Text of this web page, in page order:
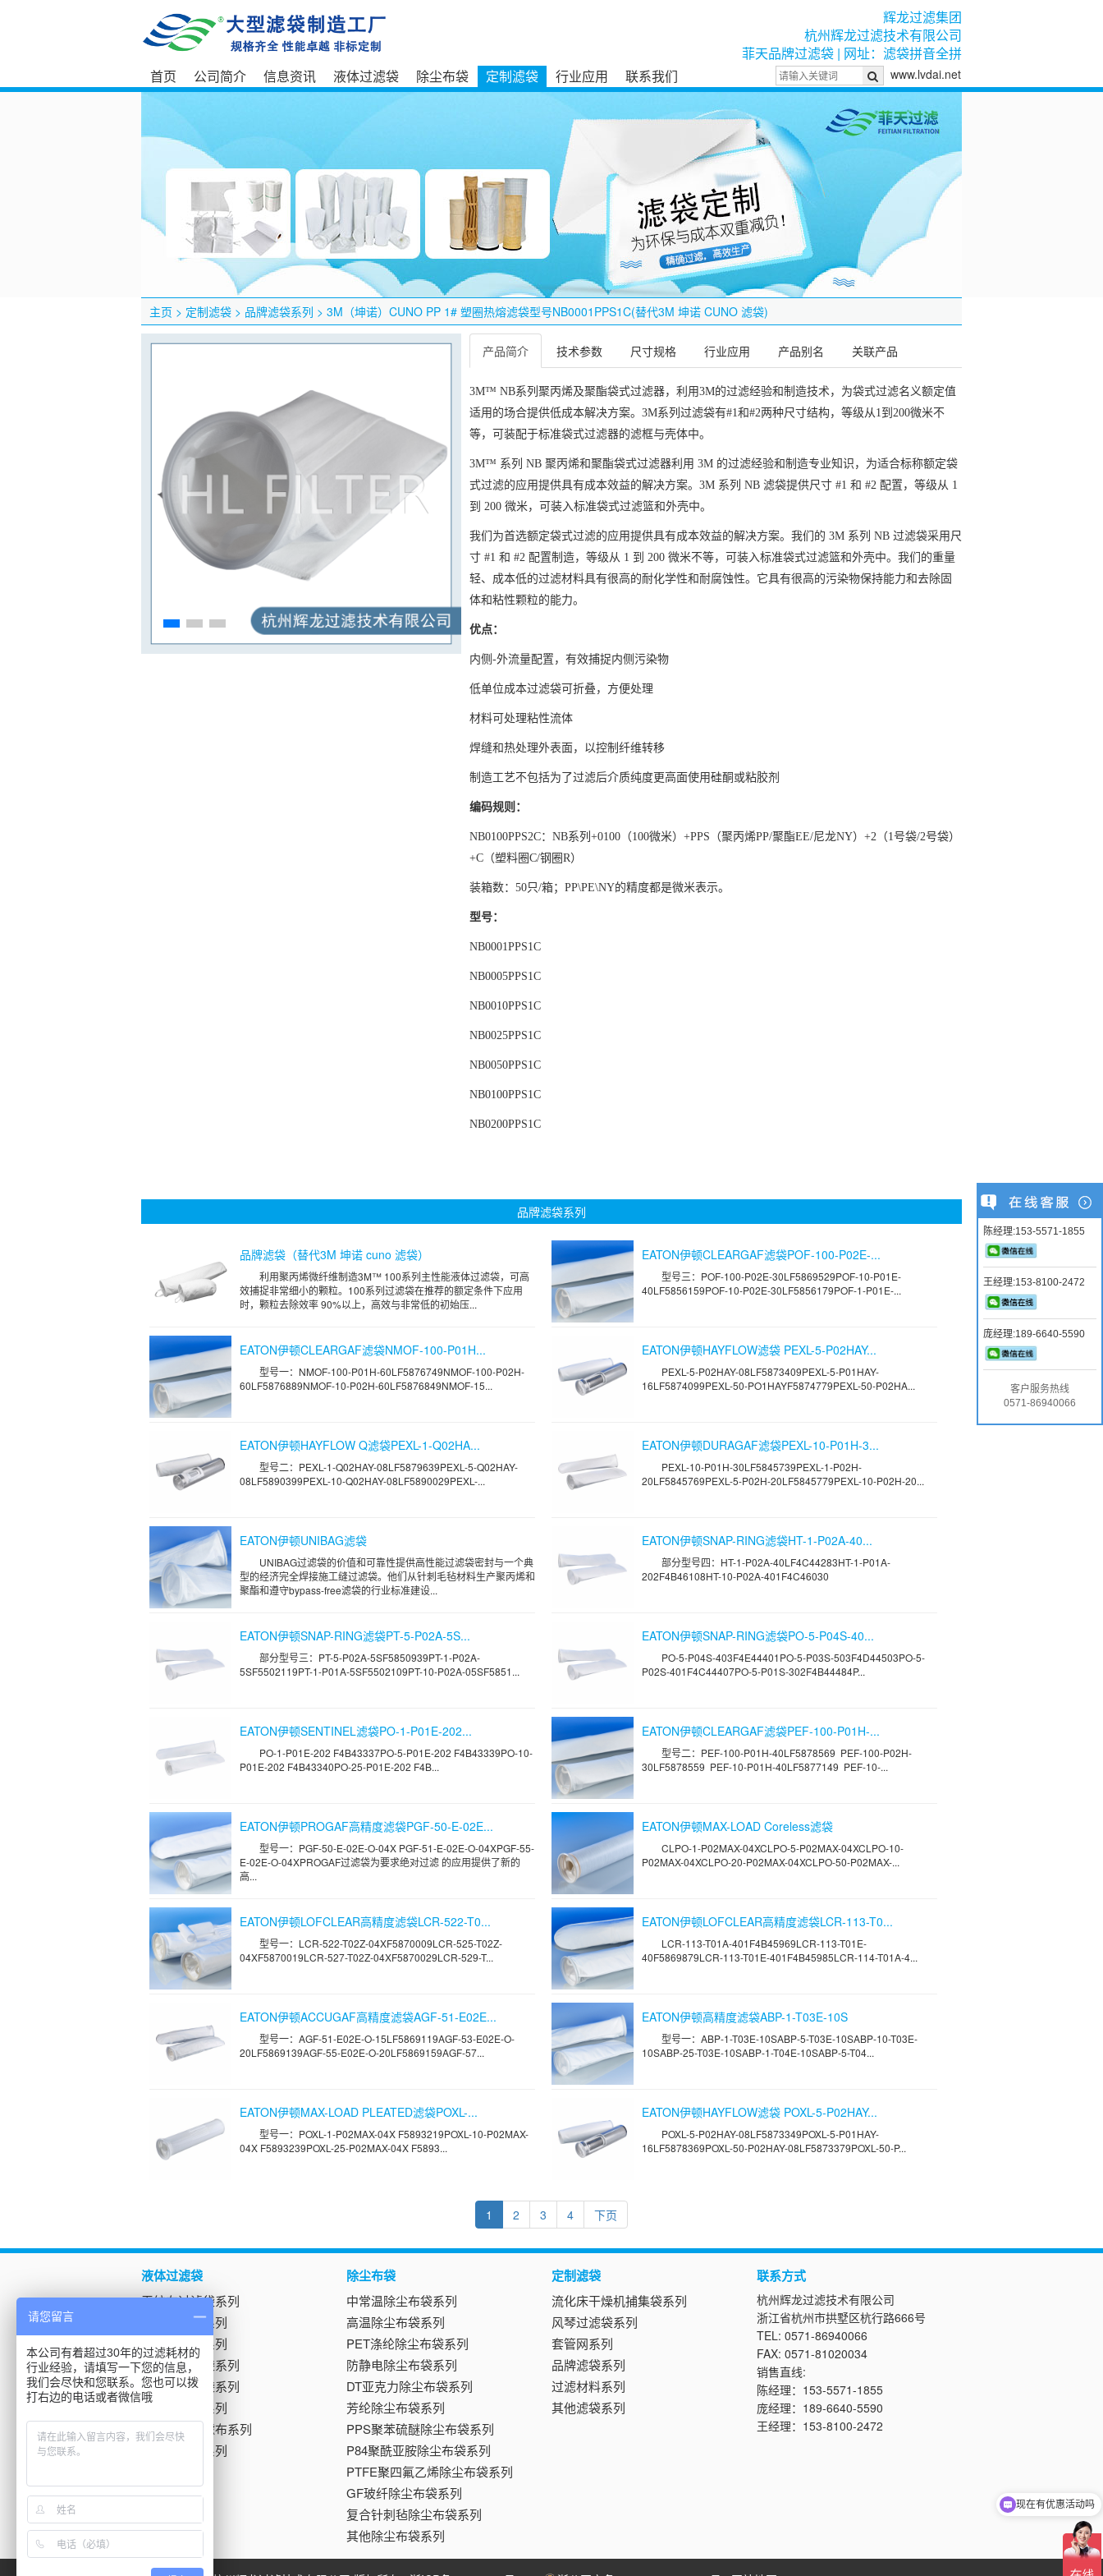
辉龙过滤集团
杭州辉龙过滤技术有限公司
菲天品牌过滤袋 | 网址：滤袋拼音全拼
首页
公司简介 信息资讯 液体过滤袋 除尘布袋 定制滤袋 行业应用 联系我们 www.lvdai.net
主页 > 定制滤袋 > 品牌滤袋系列 > 3M（坤诺）CUNO PP 1# 塑圈热熔滤袋型号NB0001PPS1C(替代3M 坤诺 CUNO 滤袋)
产品简介 技术参数 尺寸规格 行业应用 产品别名 关联产品
3M™ NB系列聚丙烯及聚酯袋式过滤器，利用3M的过滤经验和制造技术，为袋式过滤名义额定值
适用的场合提供低成本解决方案。3M系列过滤袋有#1和#2两种尺寸结构，等级从1到200微米不
等，可装配于标准袋式过滤器的滤框与壳体中。
3M™ 系列 NB 聚丙烯和聚酯袋式过滤器利用 3M 的过滤经验和制造专业知识，为适合标称额定袋
式过滤的应用提供具有成本效益的解决方案。3M 系列 NB 滤袋提供尺寸 #1 和 #2 配置，等级从 1
到 200 微米，可装入标准袋式过滤篮和外壳中。
我们为首选额定袋式过滤的应用提供具有成本效益的解决方案。我们的 3M 系列 NB 过滤袋采用尺
寸 #1 和 #2 配置制造，等级从 1 到 200 微米不等，可装入标准袋式过滤篮和外壳中。我们的重量
轻、成本低的过滤材料具有很高的耐化学性和耐腐蚀性。它具有很高的污染物保持能力和去除固
体和粘性颗粒的能力。
优点：
内侧 -外流量配置，有效捕捉内侧污染物
低单位成本过滤袋可折叠，方便处理
材料可处理粘性流体
焊缝和热处理外表面，以控制纤维转移
制造工艺不包括为了过滤后介质纯度更高面使用硅酮或粘胶剂
编码规则 ：
NB0100PPS2C：NB系列+0100（100微米）+PPS（聚丙烯PP/聚酯EE/尼龙NY）+2（1号袋/2号袋）
+C（塑料圈C/钢圈R）
装箱数： 50只/箱；PP\PE\NY的精度都是微米表示。
型号：
NB0001PPS1C
NB0005PPS1C
NB0010PPS1C
NB0025PPS1C
NB0050PPS1C
NB0100PPS1C
NB0200PPS1C
品牌滤袋系列
品牌滤袋（替代3M 坤诺 cuno 滤袋）
利用聚丙烯微纤维制造3M™ 100系列主性能液体过滤袋，可高
效捕捉非常细小的颗粒。100系列过滤袋在推荐的额定条件下应用
时，颗粒去除效率 90%以上，高效与非常低的初始压...
EATON伊顿CLEARGAF滤袋POF-100-P02E-...
型号三：POF-100-P02E-30LF5869529POF-10-P01E-
40LF5856159POF-10-P02E-30LF5856179POF-1-P01E-...
EATON伊顿CLEARGAF滤袋NMOF-100-P01H...
型号一：NMOF-100-P01H-60LF5876749NMOF-100-P02H-
60LF5876889NMOF-10-P02H-60LF5876849NMOF-15...
EATON伊顿HAYFLOW滤袋 PEXL-5-P02HAY...
PEXL-5-P02HAY-08LF5873409PEXL-5-P01HAY-
16LF5874099PEXL-50-PO1HAYF5874779PEXL-50-P02HA...
EATON伊顿HAYFLOW Q滤袋PEXL-1-Q02HA...
型号二：PEXL-1-Q02HAY-08LF5879639PEXL-5-Q02HAY-
08LF5890399PEXL-10-Q02HAY-08LF5890029PEXL-...
EATON伊顿DURAGAF滤袋PEXL-10-P01H-3...
PEXL-10-P01H-30LF5845739PEXL-1-P02H-
20LF5845769PEXL-5-P02H-20LF5845779PEXL-10-P02H-20...
EATON伊顿UNIBAG滤袋
UNIBAG过滤袋的价值和可靠性提供高性能过滤袋密封与一个典
型的经济完全焊接施工缝过滤袋。他们从针刺毛毡材料生产聚丙烯和
聚酯和遵守bypass-free滤袋的行业标准建设...
EATON伊顿SNAP-RING滤袋HT-1-P02A-40...
部分型号四：HT-1-P02A-40LF4C44283HT-1-P01A-
202F4B46108HT-10-P02A-401F4C46030
EATON伊顿SNAP-RING滤袋PT-5-P02A-5S...
部分型号三：PT-5-P02A-5SF5850939PT-1-P02A-
5SF5502119PT-1-P01A-5SF5502109PT-10-P02A-05SF5851...
EATON伊顿SNAP-RING滤袋PO-5-P04S-40...
PO-5-P04S-403F4E44401PO-5-P03S-503F4D44503PO-5-
P02S-401F4C44407PO-5-P01S-302F4B44484P...
EATON伊顿SENTINEL滤袋PO-1-P01E-202...
PO-1-P01E-202 F4B43337PO-5-P01E-202 F4B43339PO-10-
P01E-202 F4B43340PO-25-P01E-202 F4B...
EATON伊顿CLEARGAF滤袋PEF-100-P01H-...
型号二：PEF-100-P01H-40LF5878569 PEF-100-P02H-
30LF5878559 PEF-10-P01H-40LF5877149 PEF-10-...
EATON伊顿PROGAF高精度滤袋PGF-50-E-02E...
型号一：PGF-50-E-02E-O-04X PGF-51-E-02E-O-04XPGF-55-
E-02E-O-04XPROGAF过滤袋为要求绝对过滤 的应用提供了新的
高...
EATON伊顿MAX-LOAD Coreless滤袋
CLPO-1-P02MAX-04XCLPO-5-P02MAX-04XCLPO-10-
P02MAX-04XCLPO-20-P02MAX-04XCLPO-50-P02MAX-...
EATON伊顿LOFCLEAR高精度滤袋LCR-522-T0...
型号一：LCR-522-T02Z-04XF5870009LCR-525-T02Z-
04XF5870019LCR-527-T02Z-04XF5870029LCR-529-T...
EATON伊顿LOFCLEAR高精度滤袋LCR-113-T0...
LCR-113-T01A-401F4B45969LCR-113-T01E-
40F5869879LCR-113-T01E-401F4B45985LCR-114-T01A-4...
EATON伊顿ACCUGAF高精度滤袋AGF-51-E02E...
型号一：AGF-51-E02E-O-15LF5869119AGF-53-E02E-O-
20LF5869139AGF-55-E02E-O-20LF5869159AGF-57...
EATON伊顿高精度滤袋ABP-1-T03E-10S
型号一：ABP-1-T03E-10SABP-5-T03E-10SABP-10-T03E-
10SABP-25-T03E-10SABP-1-T04E-10SABP-5-T04...
EATON伊顿MAX-LOAD PLEATED滤袋POXL-...
型号一：POXL-1-P02MAX-04X F5893219POXL-10-P02MAX-
04X F5893239POXL-25-P02MAX-04X F5893...
EATON伊顿HAYFLOW滤袋 POXL-5-P02HAY...
POXL-5-P02HAY-08LF5873349POXL-5-P01HAY-
16LF5878369POXL-50-P02HAY-08LF5873379POXL-50-P...
1 2 3 4 下页
液体过滤袋
无纺布过滤袋系列
尼龙过滤袋系列
吸油过滤袋系列
不锈钢过滤袋系列
离心机过滤袋系列
抽滤器滤袋系列
板框压滤机滤布系列
电镀过滤袋系列
除尘布袋
中常温除尘布袋系列
高温除尘布袋系列
PET涤纶除尘布袋系列
防静电除尘布袋系列
DT亚克力除尘布袋系列
芳纶除尘布袋系列
PPS聚苯硫醚除尘布袋系列
P84聚酰亚胺除尘布袋系列
PTFE聚四氟乙烯除尘布袋系列
GF玻纤除尘布袋系列
复合针刺毡除尘布袋系列
其他除尘布袋系列
定制滤袋
流化床干燥机捕集袋系列
风琴过滤袋系列
套管网系列
品牌滤袋系列
过滤材料系列
其他滤袋系列
联系方式
杭州辉龙过滤技术有限公司
浙江省杭州市拱墅区杭行路666号
TEL: 0571-86940066
FAX: 0571-81020034
销售直线:
陈经理： 153-5571-1855
庞经理：189-6640-5590
王经理：153-8100-2472
陈经理:153-5571-1855
王经理:153-8100-2472
庞经理:189-6640-5590
客户服务热线
0571-86940066
可以介绍下你们的产品么
请您留言
本公司有着超过30年的过滤耗材的
行业经验，请填写一下您的信息，
我们会尽快和您联系。您也可以拨
打右边的电话或者微信哦